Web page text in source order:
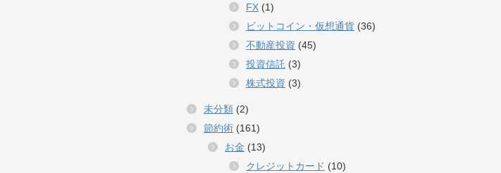
FX (1)
ビットコイン・仮想通貨 (36)
不動産投資 (45)
投資信託 (3)
株式投資 (3)
未分類 (2)
節約術 (161)
お金 (13)
クレジットカード (10)